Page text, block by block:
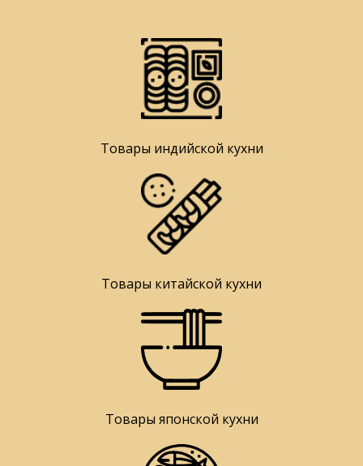
Товары индийской кухни
Товары китайской кухни
Товары японской кухни